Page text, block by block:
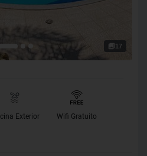
17
Exterior Wifi Gratuito